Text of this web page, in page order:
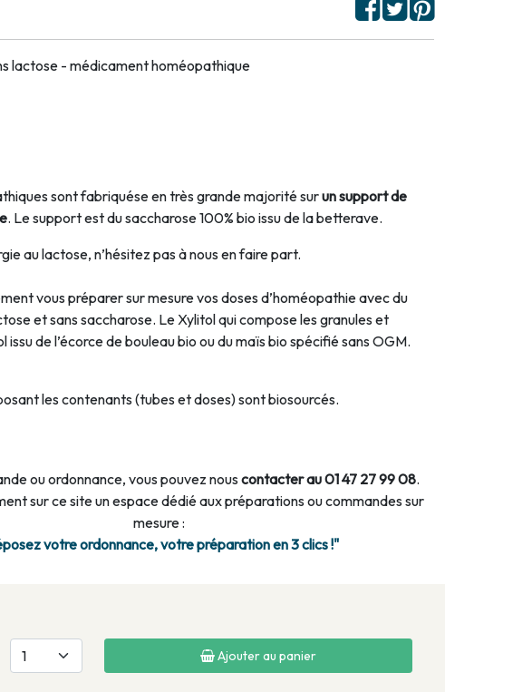
lactose - médicament homéopathique
sont fabriquése en très grande majorité surun support de
. Le support est du saccharose 100% bio issu de la betterave.
au lactose, n’hésitez pas à nous en faire part.
vous préparer sur mesure vos doses d’homéopathie avec du
et sans saccharose. Le Xylitol qui compose les granules et
issu de l’écorce de bouleau bio ou du maïs bio spécifié sans OGM.
les contenants (tubes et doses) sont biosourcés.
ou ordonnance, vous pouvez nouscontacter au 01 47 27 99 08.
sur ce site un espace dédié aux préparations ou commandes sur
mesure :
votre ordonnance, votre préparation en 3 clics !"
Ajouter au panier